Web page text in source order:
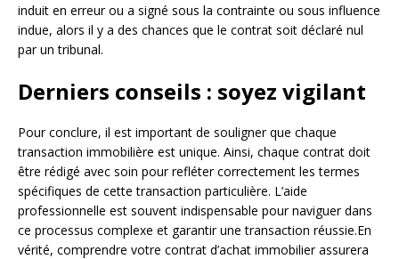
induit en erreur ou a signé sous la contrainte ou sous influence
indue, alors il y a des chances que le contrat soit déclaré nul
par un tribunal.
Derniers conseils : soyez vigilant
Pour conclure, il est important de souligner que chaque
transaction immobilière est unique. Ainsi, chaque contrat doit
être rédigé avec soin pour refléter correctement les termes
spécifiques de cette transaction particulière. L’aide
professionnelle est souvent indispensable pour naviguer dans
ce processus complexe et garantir une transaction réussie.En
vérité, comprendre votre contrat d’achat immobilier assurera